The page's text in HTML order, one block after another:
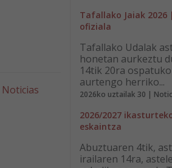
Noticias
Tafallako Jaiak
ofiziala
Tafallako Udalak
honetan aurkeztu
14tik 20ra
aurtengo herriko...
2026ko uztailak 30 |
2026/2027
eskaintza
Abuztuaren 4tik,
irailaren 14ra,